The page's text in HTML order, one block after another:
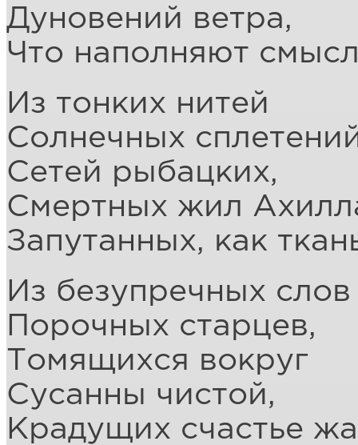
Дуновений ветра,
Что наполняют
Из тонких нитей
Солнечных
Сетей рыбацких,
Смертных жил
Запутанных, как
Из безупречных слов
Порочных старцев,
Томящихся вокруг
Сусанны чистой,
Крадущих счастье